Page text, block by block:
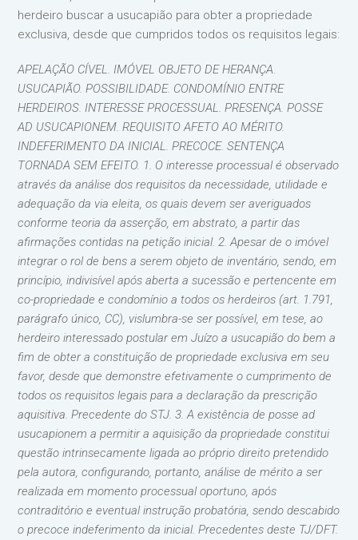
herdeiro buscar a usucapião para obter a propriedade
exclusiva, desde que cumpridos todos os requisitos legais:
APELAÇÃO CÍVEL. IMÓVEL OBJETO DE HERANÇA.
USUCAPIÃO. POSSIBILIDADE. CONDOMÍNIO ENTRE
HERDEIROS. INTERESSE PROCESSUAL. PRESENÇA. POSSE
AD USUCAPIONEM. REQUISITO AFETO AO MÉRITO.
INDEFERIMENTO DA INICIAL. PRECOCE. SENTENÇA
TORNADA SEM EFEITO. 1. O interesse processual é observado
através da análise dos requisitos da necessidade, utilidade e
adequação da via eleita, os quais devem ser averiguados
conforme teoria da asserção, em abstrato, a partir das
afirmações contidas na petição inicial. 2. Apesar de o imóvel
integrar o rol de bens a serem objeto de inventário, sendo, em
princípio, indivisível após aberta a sucessão e pertencente em
co-propriedade e condomínio a todos os herdeiros (art. 1.791,
parágrafo único, CC), vislumbra-se ser possível, em tese, ao
herdeiro interessado postular em Juízo a usucapião do bem a
fim de obter a constituição de propriedade exclusiva em seu
favor, desde que demonstre efetivamente o cumprimento de
todos os requisitos legais para a declaração da prescrição
aquisitiva. Precedente do STJ. 3. A existência de posse ad
usucapionem a permitir a aquisição da propriedade constitui
questão intrinsecamente ligada ao próprio direito pretendido
pela autora, configurando, portanto, análise de mérito a ser
realizada em momento processual oportuno, após
contraditório e eventual instrução probatória, sendo descabido
o precoce indeferimento da inicial. Precedentes deste TJ/DFT.